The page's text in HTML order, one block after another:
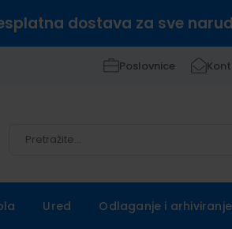
dostava za sve
Poslovnice
Ured Odlaganje i arhiviranje